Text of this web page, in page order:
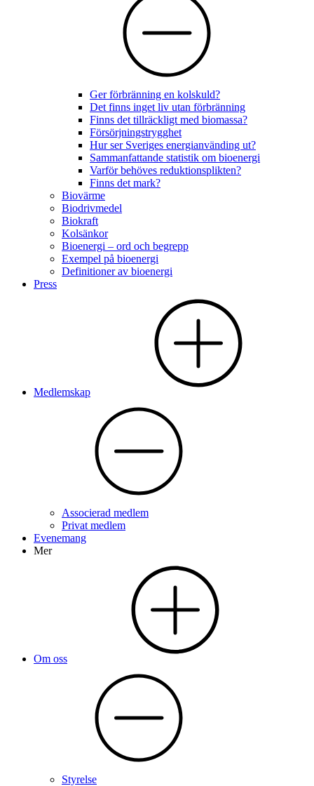
Ger förbränning en kolskuld?
Det finns inget liv utan förbränning
Finns det tillräckligt med biomassa?
Försörjningstrygghet
Hur ser Sveriges energianvänding ut?
Sammanfattande statistik om bioenergi
Varför behöves reduktionsplikten?
Finns det mark?
Biovärme
Biodrivmedel
Biokraft
Kolsänkor
Bioenergi – ord och begrepp
Exempel på bioenergi
Definitioner av bioenergi
Press
Medlemskap
Associerad medlem
Privat medlem
Evenemang
Mer
Om oss
Styrelse